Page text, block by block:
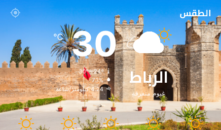
الطقس
الرباط
غيوم متفرقة
30
℃
30º - 24º
73%
4.24 كيلومتر/ساعة